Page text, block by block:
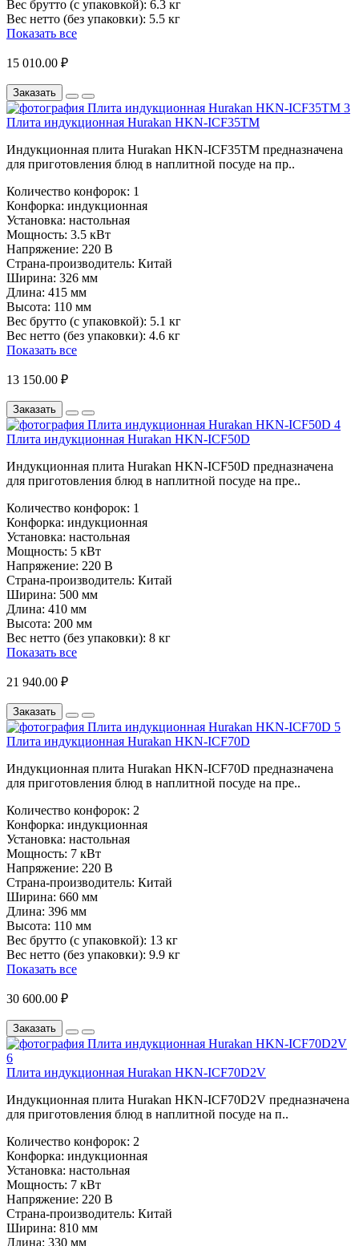
Вес брутто (с упаковкой): 6.3 кг
Вес нетто (без упаковки): 5.5 кг
Показать все
15 010.00 ₽
Заказать
Плита индукционная Hurakan HKN-ICF35TM
Индукционная плита Hurakan HKN-ICF35TM предназначена
для приготовления блюд в наплитной посуде на пр..
Количество конфорок: 1
Конфорка: индукционная
Установка: настольная
Мощность: 3.5 кВт
Напряжение: 220 В
Страна-производитель: Китай
Ширина: 326 мм
Длина: 415 мм
Высота: 110 мм
Вес брутто (с упаковкой): 5.1 кг
Вес нетто (без упаковки): 4.6 кг
Показать все
13 150.00 ₽
Заказать
Плита индукционная Hurakan HKN-ICF50D
Индукционная плита Hurakan HKN-ICF50D предназначена
для приготовления блюд в наплитной посуде на пре..
Количество конфорок: 1
Конфорка: индукционная
Установка: настольная
Мощность: 5 кВт
Напряжение: 220 В
Страна-производитель: Китай
Ширина: 500 мм
Длина: 410 мм
Высота: 200 мм
Вес нетто (без упаковки): 8 кг
Показать все
21 940.00 ₽
Заказать
Плита индукционная Hurakan HKN-ICF70D
Индукционная плита Hurakan HKN-ICF70D предназначена
для приготовления блюд в наплитной посуде на пре..
Количество конфорок: 2
Конфорка: индукционная
Установка: настольная
Мощность: 7 кВт
Напряжение: 220 В
Страна-производитель: Китай
Ширина: 660 мм
Длина: 396 мм
Высота: 110 мм
Вес брутто (с упаковкой): 13 кг
Вес нетто (без упаковки): 9.9 кг
Показать все
30 600.00 ₽
Заказать
Плита индукционная Hurakan HKN-ICF70D2V
Индукционная плита Hurakan HKN-ICF70D2V предназначена
для приготовления блюд в наплитной посуде на п..
Количество конфорок: 2
Конфорка: индукционная
Установка: настольная
Мощность: 7 кВт
Напряжение: 220 В
Страна-производитель: Китай
Ширина: 810 мм
Длина: 330 мм